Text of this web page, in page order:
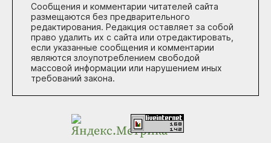
Сообщения и комментарии читателей сайта
размещаются без предварительного
редактирования. Редакция оставляет за собой
право удалить их с сайта или отредактировать,
если указанные сообщения и комментарии
являются злоупотреблением свободой
массовой информации или нарушением иных
требований закона.